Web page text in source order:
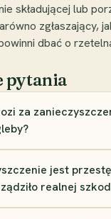
składującej lub
zgłaszający,
dbać o
pytania
za
jest
realnej